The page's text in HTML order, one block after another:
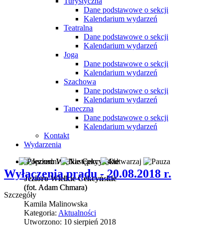
Dane podstawowe o sekcji
Kalendarium wydarzeń
Teatralna
Dane podstawowe o sekcji
Kalendarium wydarzeń
Joga
Dane podstawowe o sekcji
Kalendarium wydarzeń
Szachowa
Dane podstawowe o sekcji
Kalendarium wydarzeń
Taneczna
Dane podstawowe o sekcji
Kalendarium wydarzeń
Kontakt
Wydarzenia
Jezioro Wielkie Cekcyńskie
(fot. Adam Chmara)
(fot. Adam Chmara)
Wyłączenia prądu - 20.08.2018 r.
Szczegóły
Kamila Malinowska
Kategoria: Aktualności
Utworzono: 10 sierpień 2018